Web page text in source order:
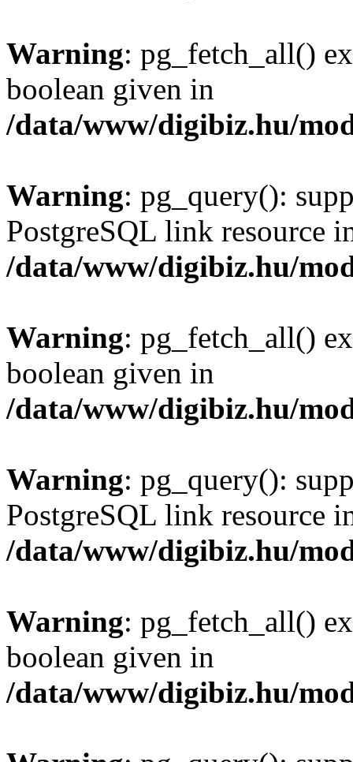
Warning: pg_fetch_all()
boolean given in
/data/www/digibiz.hu/
Warning: pg_query():
PostgreSQL link resource
/data/www/digibiz.hu/
Warning: pg_fetch_all()
boolean given in
/data/www/digibiz.hu/
Warning: pg_query():
PostgreSQL link resource
/data/www/digibiz.hu/
Warning: pg_fetch_all()
boolean given in
/data/www/digibiz.hu/